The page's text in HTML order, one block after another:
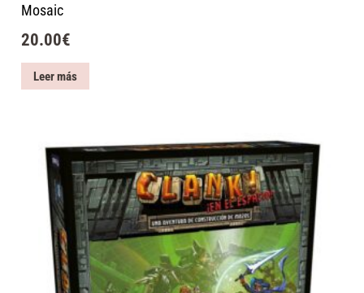
Mosaic
20.00€
Leer más